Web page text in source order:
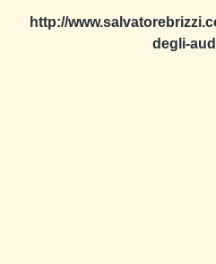
http://
degli-